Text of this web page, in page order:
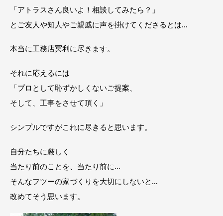
「アトラスさん良いよ！相談してみたら？」
とご友人や知人やご親戚に声を掛けてくださるとは…
本当に工務店冥利に尽きます。
それに応えるには
「プロとして恥ずかしくないご提案、
そして、工事をさせて頂く」
シンプルですがこれに尽きると思います。
自分たちに厳しく
当たり前のことを、当たり前に…
そんなフツーの家づくりを大切にしないと…
改めてそう思います。